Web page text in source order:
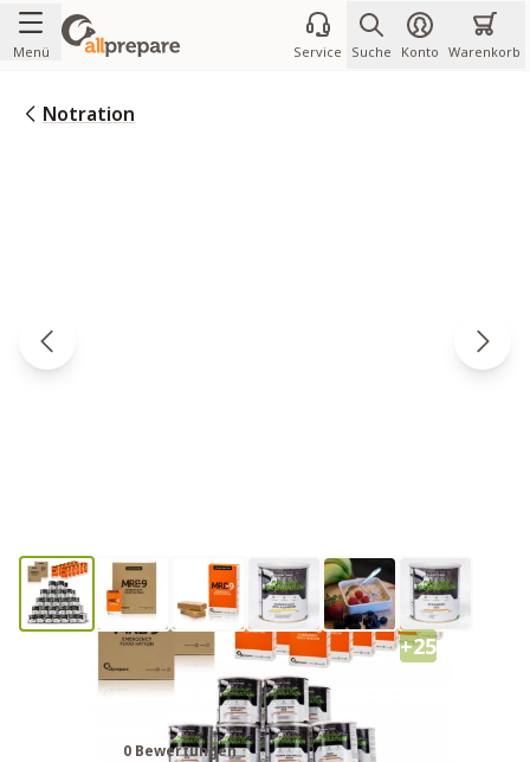
Zum Inhalt springen
Menü Service Suche Konto Warenkorb
Notration
+25
Fuel Your Preparation Notvorrat 6
0 Bewertungen